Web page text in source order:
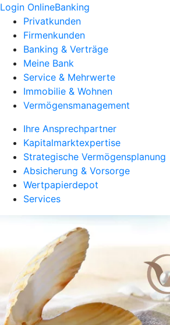
Login OnlineBanking
Privatkunden
Firmenkunden
Banking & Verträge
Meine Bank
Service & Mehrwerte
Immobilie & Wohnen
Vermögensmanagement
Ihre Ansprechpartner
Kapitalmarktexpertise
Strategische Vermögensplanung
Absicherung & Vorsorge
Wertpapierdepot
Services